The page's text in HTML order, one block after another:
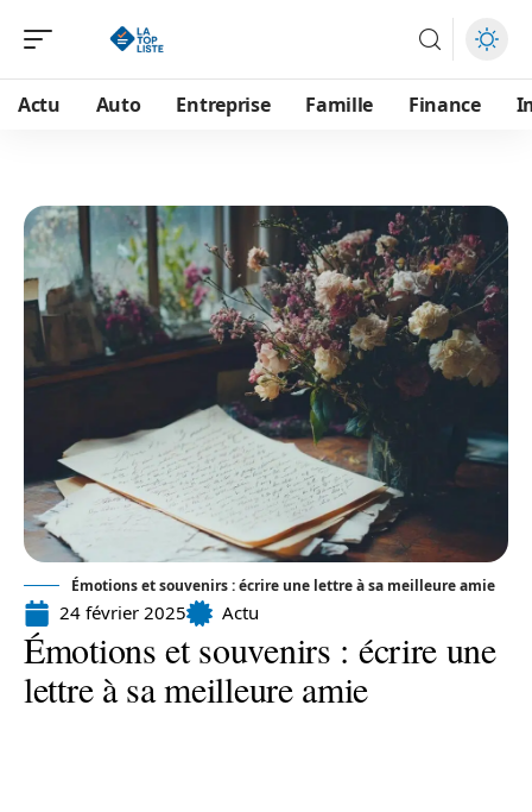
Actu Auto Entreprise Famille Finance
Émotions et souvenirs : écrire une lettre à sa meilleure amie
24 février 2025 Actu
Émotions et souvenirs : écrire une
lettre à sa meilleure amie